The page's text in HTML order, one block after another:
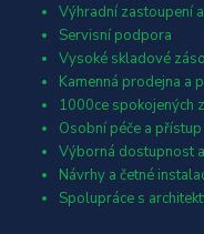
Výhradní zastoupení
Servisní podpora
Vysoké skladové
Kamenná prodejna a
1000ce spokojených
Osobní péče a
Výborná dostupnost
Návrhy a četné
Spolupráce s